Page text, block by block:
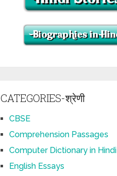
CATEGORIES-श्रेणी
CBSE
Comprehension Passages
Computer Dictionary in Hindi
English Essays